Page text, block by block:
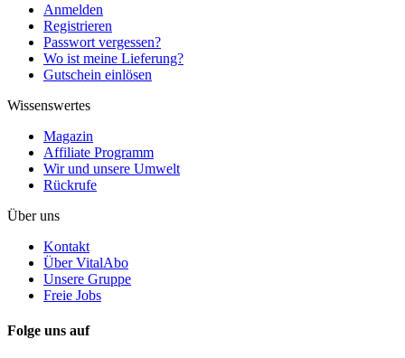
Anmelden
Registrieren
Passwort vergessen?
Wo ist meine Lieferung?
Gutschein einlösen
Wissenswertes
Magazin
Affiliate Programm
Wir und unsere Umwelt
Rückrufe
Über uns
Kontakt
Über VitalAbo
Unsere Gruppe
Freie Jobs
Folge uns auf